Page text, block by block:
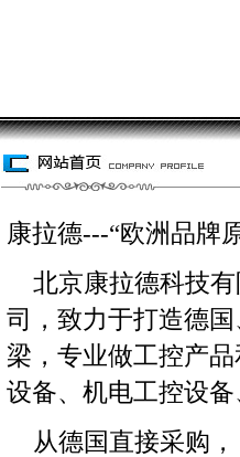
康拉德---“欧洲品牌
北京康拉德科技有
司，致力于打造德
梁，专业做工控产
设备、机电工控设
从德国直接采购，